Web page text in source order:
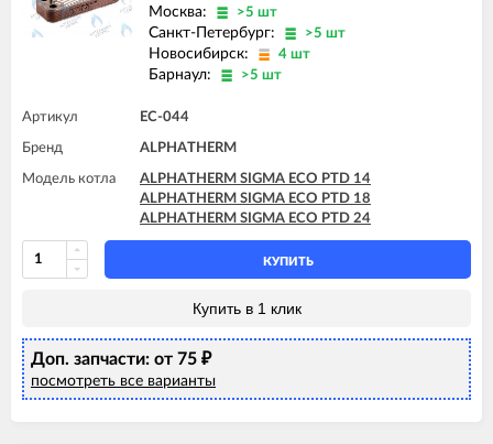
Москва: >5 шт
Санкт-Петербург: >5 шт
Новосибирск: 4 шт
Барнаул: >5 шт
Артикул EC-044
Бренд ALPHATHERM
Модель котла
ALPHATHERM SIGMA ECO PTD 14
ALPHATHERM SIGMA ECO PTD 18
ALPHATHERM SIGMA ECO PTD 24
КУПИТЬ
Купить в 1 клик
Доп. запчасти: от 75 ₽
посмотреть все варианты